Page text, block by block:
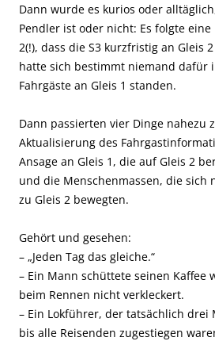
Dann wurde es kurios oder
Pendler ist oder nicht: Es folgte eine
2(!), dass die S3 kurzfristig an Gleis
hatte sich bestimmt niemand dafür
Fahrgäste an Gleis 1 standen.
Dann passierten vier Dinge nahezu
Aktualisierung des
Ansage an Gleis 1, die auf Gleis 2
und die Menschenmassen, die sich
zu Gleis 2 bewegten.
Gehört und gesehen:
– „Jeden Tag das gleiche.“
– Ein Mann schüttete seinen Kaffee
beim Rennen nicht verkleckert.
– Ein Lokführer, der tatsächlich drei
bis alle Reisenden zugestiegen